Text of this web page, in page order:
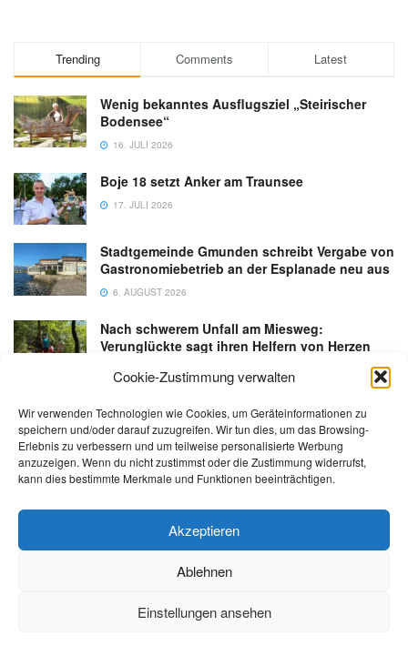
Cookie-Zustimmung verwalten
Wir verwenden Technologien wie Cookies, um Geräteinformationen zu
speichern und/oder darauf zuzugreifen. Wir tun dies, um das Browsing-
Erlebnis zu verbessern und um teilweise personalisierte Werbung
anzuzeigen. Wenn du nicht zustimmst oder die Zustimmung widerrufst,
kann dies bestimmte Merkmale und Funktionen beeinträchtigen.
Akzeptieren
Ablehnen
Einstellungen ansehen
Trending Comments Latest
Wenig bekanntes Ausflugsziel „Steirischer
Bodensee“
16. JULI 2026
Boje 18 setzt Anker am Traunsee
17. JULI 2026
Stadtgemeinde Gmunden schreibt Vergabe von
Gastronomiebetrieb an der Esplanade neu aus
6. AUGUST 2026
Nach schwerem Unfall am Miesweg:
Verunglückte sagt ihren Helfern von Herzen